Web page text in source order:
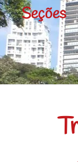
Seções